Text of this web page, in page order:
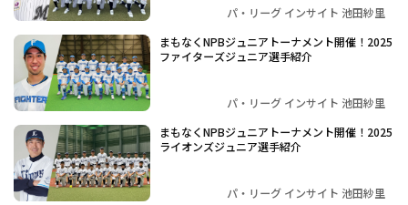
パ・リーグ インサイト 池田紗里
まもなくNPBジュニアトーナメント開催！2025
ファイターズジュニア選手紹介
パ・リーグ インサイト 池田紗里
まもなくNPBジュニアトーナメント開催！2025
ライオンズジュニア選手紹介
パ・リーグ インサイト 池田紗里